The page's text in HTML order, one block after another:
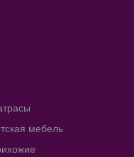
мебель